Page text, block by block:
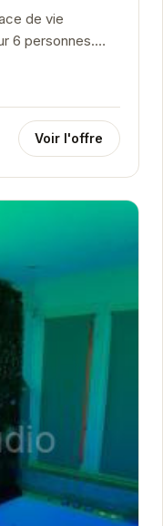
de vie
6 personnes.
équipé d'une...
Voir l'offre